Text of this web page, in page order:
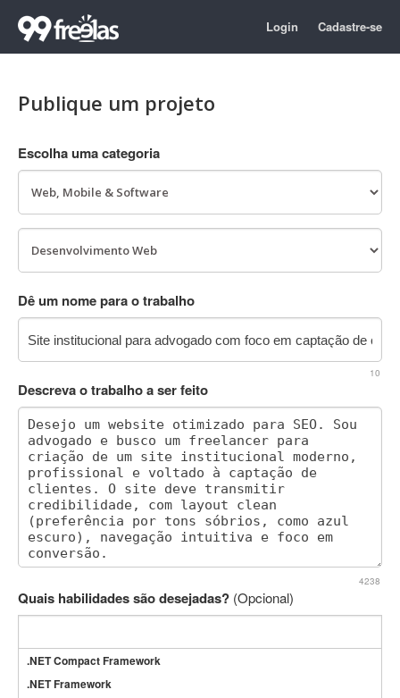
Login Cadastre-se
Publique um projeto
Escolha uma categoria
Dê um nome para o trabalho
10
Descreva o trabalho a ser feito
4238
Quais habilidades são desejadas? (Opcional)
.NET Compact Framework
.NET Framework